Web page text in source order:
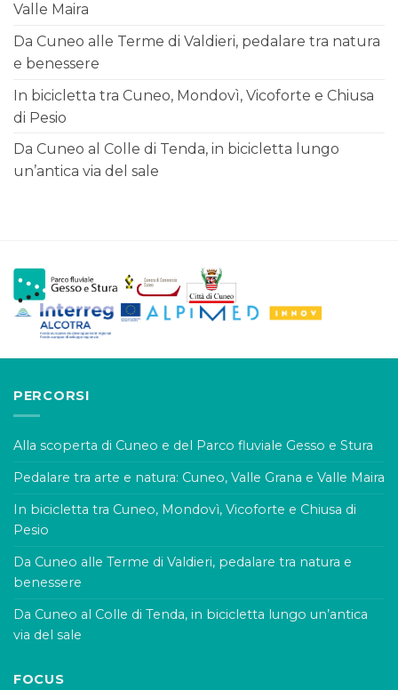
Valle Maira
Da Cuneo alle Terme di Valdieri, pedalare tra natura
e benessere
In bicicletta tra Cuneo, Mondovì, Vicoforte e Chiusa
di Pesio
Da Cuneo al Colle di Tenda, in bicicletta lungo
un’antica via del sale
PERCORSI
Alla scoperta di Cuneo e del Parco fluviale Gesso e Stura
Pedalare tra arte e natura: Cuneo, Valle Grana e Valle Maira
In bicicletta tra Cuneo, Mondovì, Vicoforte e Chiusa di
Pesio
Da Cuneo alle Terme di Valdieri, pedalare tra natura e
benessere
Da Cuneo al Colle di Tenda, in bicicletta lungo un’antica
via del sale
FOCUS